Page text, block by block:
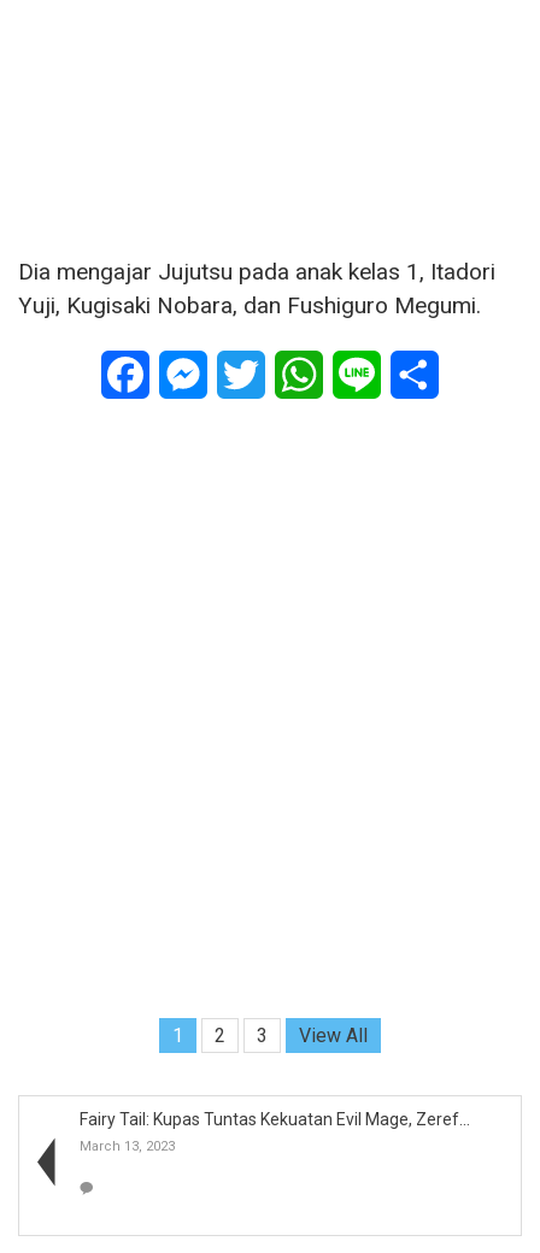
Dia mengajar Jujutsu pada anak kelas 1, Itadori
Yuji, Kugisaki Nobara, dan Fushiguro Megumi.
FacebookMessenger
Twitter WhatsApp
Line
1 2 3 View All
Fairy Tail: Kupas Tuntas Kekuatan Evil Mage, Zeref...
March 13, 2023